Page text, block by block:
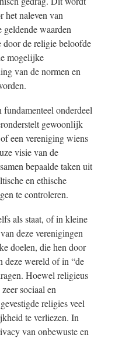
naleven van
geldende waarden
de religie beloofde
mogelijke
van de normen en
onderdeel
gewoonlijk
een vereniging wiens
visie van de
bepaalde taken uit
en ethische
te controleren.
als staat, of in kleine
deze verenigingen
doelen, die hen door
deze wereld of in “de
Hoewel religieus
sociaal en
religies veel
te verliezen. In
van onbewuste en